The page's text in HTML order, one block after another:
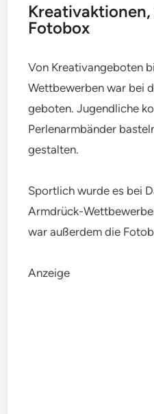
Fotobox
Von Kreativangeboten
Wettbewerben war bei
geboten. Jugendliche
Perlenarmbänder
gestalten.
Sportlich wurde es bei
Armdrück-
war außerdem die
Anzeige